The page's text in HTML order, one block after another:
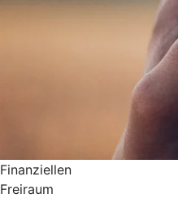
Finanziellen
Freiraum